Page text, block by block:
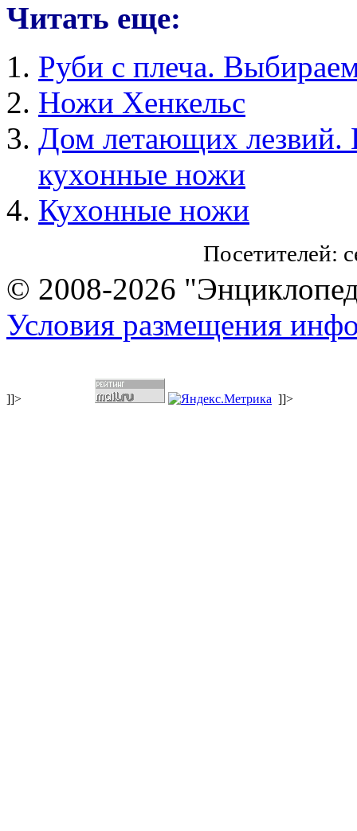
Читать еще:
Руби с плеча.
Ножи Хенкельс
Дом летающих лезвий.
кухонные ножи
Кухонные ножи
Посетителей:
© 2008-2026
Условия размещения
]]> ]]>